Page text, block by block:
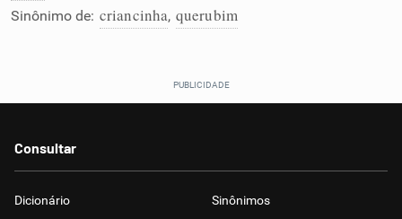
Sinônimo de: criancinha, querubim
Consultar
Dicionário Sinônimos